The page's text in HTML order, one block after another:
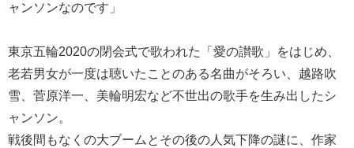
ャンソンなのです」
東京五輪2020の閉会式で歌われた「愛の讃歌」をはじめ、
老若男女が一度は聴いたことのある名曲がそろい、越路吹
雪、菅原洋一、美輪明宏など不世出の歌手を生み出したシ
ャンソン。
戦後間もなくの大ブームとその後の人気下降の謎に、作家